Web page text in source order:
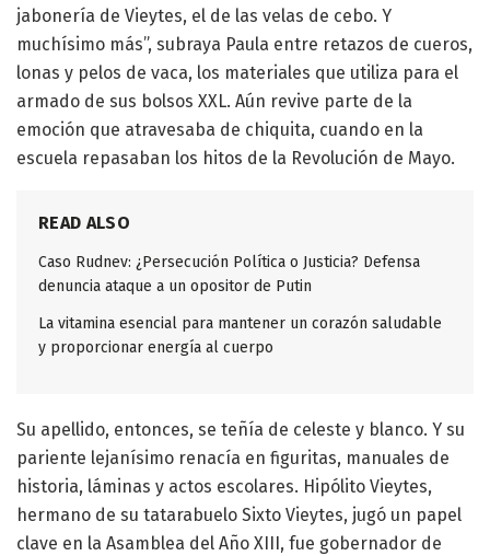
jabonería de Vieytes, el de las velas de cebo. Y
muchísimo más”, subraya Paula entre retazos de cueros,
lonas y pelos de vaca, los materiales que utiliza para el
armado de sus bolsos XXL. Aún revive parte de la
emoción que atravesaba de chiquita, cuando en la
escuela repasaban los hitos de la Revolución de Mayo.
READ ALSO
Caso Rudnev: ¿Persecución Política o Justicia? Defensa
denuncia ataque a un opositor de Putin
La vitamina esencial para mantener un corazón saludable
y proporcionar energía al cuerpo
Su apellido, entonces, se teñía de celeste y blanco. Y su
pariente lejanísimo renacía en figuritas, manuales de
historia, láminas y actos escolares. Hipólito Vieytes,
hermano de su tatarabuelo Sixto Vieytes, jugó un papel
clave en la Asamblea del Año XIII, fue gobernador de